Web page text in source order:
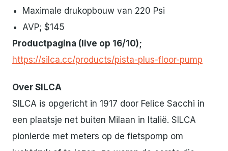
Maximale drukopbouw van 220 Psi
AVP; $145
Productpagina (live op 16/10);
https://silca.cc/products/pista-plus-floor-pump
Over SILCA
SILCA is opgericht in 1917 door Felice Sacchi in
een plaatsje net buiten Milaan in Italië. SILCA
pionierde met meters op de fietspomp om